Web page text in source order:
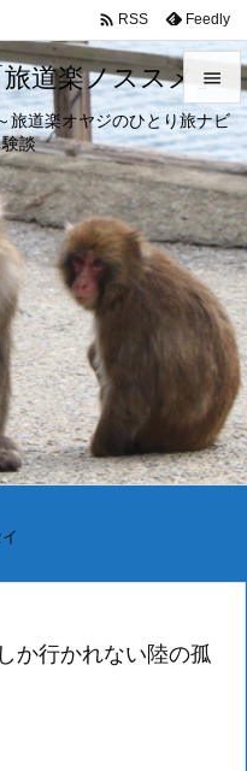
道楽ノススメ」
旅道楽オヤジのひとり旅ナビ
談


メニュ

サイド

前へ

次へ

検索
 RSS Feedly
か行かれない陸の孤